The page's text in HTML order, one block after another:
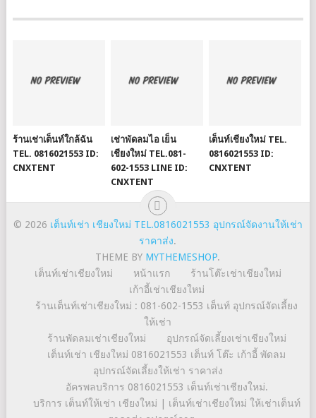
ร้านเช่าเต็นท์ใกล้ฉัน
TEL. 0816021553 ID:
CNXTENT
เช่าพัดลมไอ เย็น
เชียงใหม่ TEL.081-
602-1553 LINE ID:
CNXTENT
เต็นท์เชียงใหม่ TEL.
0816021553 ID:
CNXTENT
© 2026 เต็นท์เช่า เชียงใหม่ TEL.0816021553 อุปกรณ์จัดงานให้เช่า
ราคาส่ง.
THEME BY MYTHEMESHOP.
เต็นท์เช่าเชียงใหม่
หน้าแรก
ร้านโต๊ะเช่าเชียงใหม่
เก้าอี้เช่าเชียงใหม่
ร้านเต็นท์เช่าเชียงใหม่ : 081-602-1553 เต็นท์ อุปกรณ์จัดเลี้ยง
ให้เช่า
ร้านพัดลมเช่าเชียงใหม่
อุปกรณ์จัดเลี้ยงเช่าเชียงใหม่
เต็นท์เช่า เชียงใหม่ 0816021553 เต็นท์ โต๊ะ เก้าอี้ พัดลม
อุปกรณ์จัดเลี้ยงให้เช่า ราคาส่ง
อัครพลบริการ 0816021553 เต็นท์เช่าเชียงใหม่.
บริการ เต็นท์ให้เช่า เชียงใหม่ | เต็นท์เช่าเชียงใหม่ ให้เช่าเต็นท์